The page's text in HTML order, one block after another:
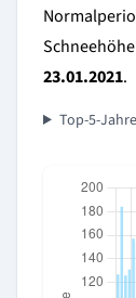
23.01.2021.
Top-5-